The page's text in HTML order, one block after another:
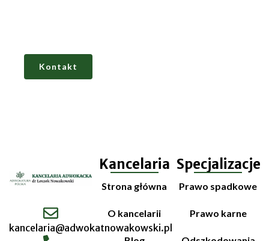
Kontakt
kancelaria@adwokatnowakowski.pl
Kancelaria
Strona główna
O kancelarii
Specjalizacje
Prawo spadkowe
Prawo karne